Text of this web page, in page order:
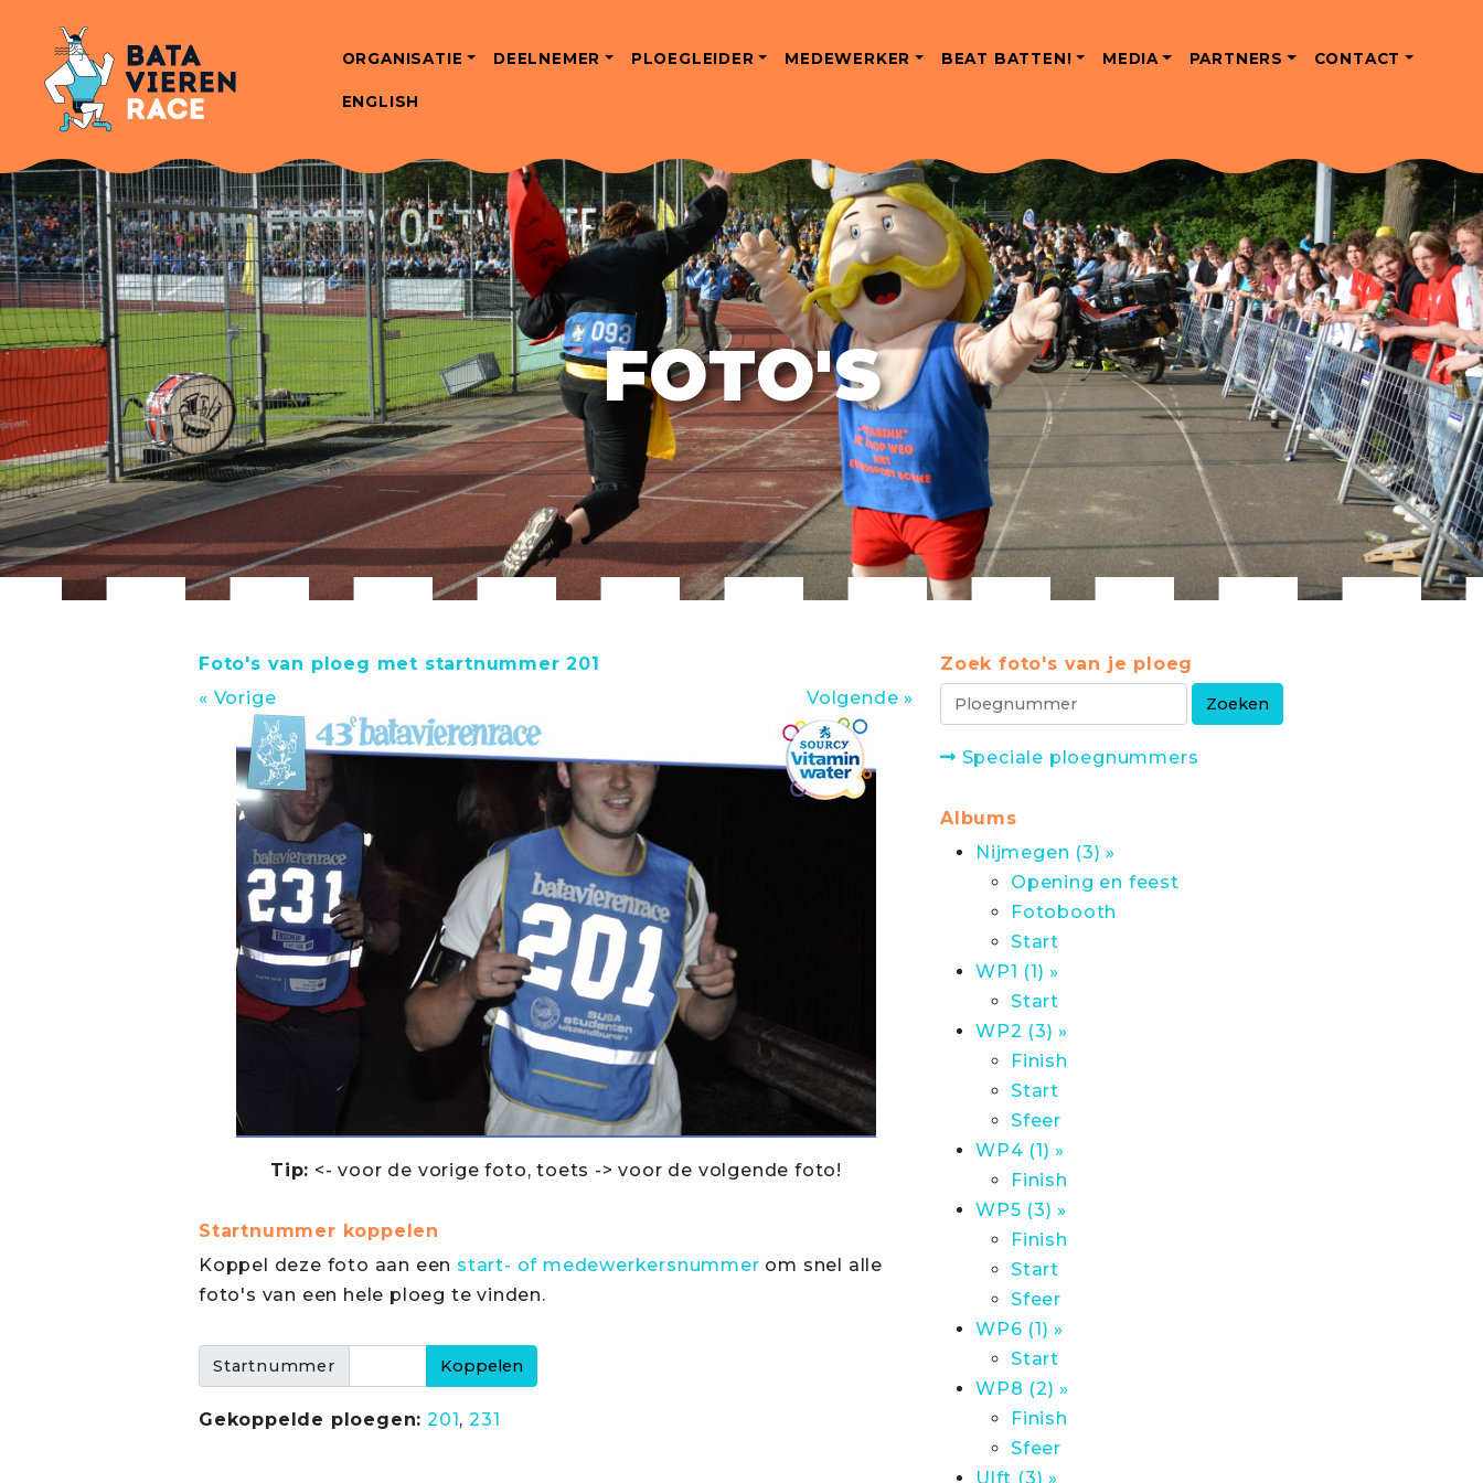
ORGANISATIE DEELNEMER PLOEGLEIDER MEDEWERKER BEAT BATTEN! MEDIA PARTNERS CONTACT
ENGLISH
FOTO'S
Foto's van ploeg met startnummer 201
« Vorige
Volgende »
Tip: <- voor de vorige foto, toets -> voor de volgende foto!
Startnummer koppelen
Koppel deze foto aan een start- of medewerkersnummer om snel alle
foto's van een hele ploeg te vinden.
Startnummer
Gekoppelde ploegen: 201,231
Zoek foto's van je ploeg
Speciale ploegnummers
Albums
Nijmegen (3) »
Opening en feest
Fotobooth
Start
WP1 (1) »
Start
WP2 (3) »
Finish
Start
Sfeer
WP4 (1) »
Finish
WP5 (3) »
Finish
Start
Sfeer
WP6 (1) »
Start
WP8 (2) »
Finish
Sfeer
Ulft (3) »